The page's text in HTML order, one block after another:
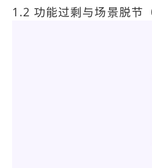
1.2 功能过剩与场景脱节